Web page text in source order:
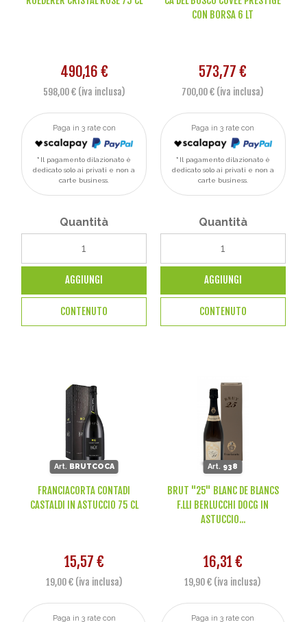
490,16 €
598,00 € (iva inclusa)
Paga in 3 rate con
Il pagamento dilazionato è
dedicato solo ai privati e non a
carte business.
Quantità
AGGIUNGI
CONTENUTO
CON BORSA 6 LT
573,77 €
700,00 € (iva inclusa)
Paga in 3 rate con
Il pagamento dilazionato è
dedicato solo ai privati e non a
carte business.
Quantità
AGGIUNGI
CONTENUTO
Art. BRUTCOCA
FRANCIACORTA CONTADI
CASTALDI IN ASTUCCIO 75 CL
15,57 €
19,00 € (iva inclusa)
Paga in 3 rate con
Art. 938
BRUT "25" BLANC DE BLANCS
F.LLI BERLUCCHI DOCG IN
ASTUCCIO...
16,31 €
19,90 € (iva inclusa)
Paga in 3 rate con